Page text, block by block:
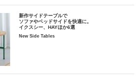
新作サイドテーブルで
ソファやベッドサイドを快適に。
イクスシー、HAYほか6選
New Side Tables